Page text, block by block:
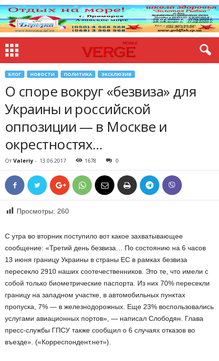
БЛОГ НОВОСТИ ПОЛИТИКА ЭКСКЛЮЗИВ
О споре вокруг «безвиза» для
Украины и российской
оппозиции — в Москве и
окрестностях…
От Valeriy - 13.06.2017 1678 0
Просмотры: 260
С утра во вторник поступило вот какое захватывающее
сообщение: «Третий день безвиза… По состоянию на 6 часов
13 июня границу Украины в страны ЕС в рамках безвиза
пересекло 2910 наших соотечественников. Это те, что имели с
собой только биометрические паспорта. Из них 70% пересекли
границу на западном участке, в автомобильных пунктах
пропуска, 7% — в железнодорожных. Еще 23% воспользовались
услугами авиационных портов», — написал Слободян. Глава
пресс-службы ГПСУ также сообщил о 6 случаях отказов во
въезде». («Корреспондент.нет»).